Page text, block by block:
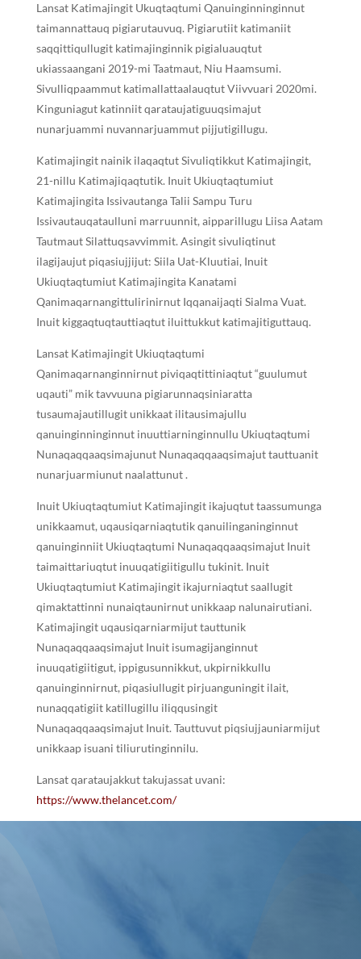
Lansat Katimajingit Ukuqtaqtumi Qanuinginninginnut
taimannattauq pigiarutauvuq. Pigiarutiit katimaniit
saqqittiqullugit katimajinginnik pigialuauqtut
ukiassaangani 2019-mi Taatmaut, Niu ᕼaamsumi.
Sivulliqpaammut katimallattaalauqtut Viivvuari 2020mi.
Kinguniagut katinniit qarataujatiguuqsimajut
nunarjuammi nuvannarjuammut pijjutigillugu.
Katimajingit nainik ilaqaqtut Sivuliqtikkut Katimajingit,
21-nillu Katimajiqaqtutik. Inuit Ukiuqtaqtumiut
Katimajingita Issivautanga Talii Sampu Turu
Issivautauqataulluni marruunnit, aipparillugu Liisa Aatam
Tautmaut Silattuqsavvimmit. Asingit sivuliqtinut
ilagijaujut piqasiujjijut: Siila Uat-Kluutiai, Inuit
Ukiuqtaqtumiut Katimajingita Kanatami
Qanimaqarnangittulirinirnut Iqqanaijaqti Sialma Vuat.
Inuit kiggaqtuqtauttiaqtut iluittukkut katimajitiguttauq.
Lansat Katimajingit Ukiuqtaqtumi
Qanimaqarnanginnirnut piviqaqtittiniaqtut “guulumut
uqauti” mik tavvuuna pigiarunnaqsiniaratta
tusaumajautillugit unikkaat ilitausimajullu
qanuinginninginnut inuuttiarninginnullu Ukiuqtaqtumi
Nunaqaqqaaqsimajunut Nunaqaqqaaqsimajut tauttuanit
nunarjuarmiunut naalattunut .
Inuit Ukiuqtaqtumiut Katimajingit ikajuqtut taassumunga
unikkaamut, uqausiqarniaqtutik qanuilinganinginnut
qanuinginniit Ukiuqtaqtumi Nunaqaqqaaqsimajut Inuit
taimaittariuqtut inuuqatigiitigullu tukinit. Inuit
Ukiuqtaqtumiut Katimajingit ikajurniaqtut saallugit
qimaktattinni nunaiqtaunirnut unikkaap nalunairutiani.
Katimajingit uqausiqarniarmijut tauttunik
Nunaqaqqaaqsimajut Inuit isumagijanginnut
inuuqatigiitigut, ippigusunnikkut, ukpirnikkullu
qanuinginnirnut, piqasiullugit pirjuanguningit ilait,
nunaqqatigiit katillugillu iliqqusingit
Nunaqaqqaaqsimajut Inuit. Tauttuvut piqsiujjauniarmijut
unikkaap isuani tiliurutinginnilu.
Lansat qarataujakkut takujassat uvani:
https://www.thelancet.com/